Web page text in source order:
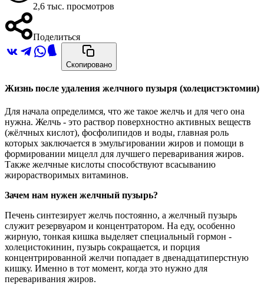
2,6 тыс. просмотров
Поделиться
Скопировано
Жизнь после удаления желчного пузыря (холецистэктомии)
Для начала определимся, что же такое желчь и для чего она
нужна. Желчь - это раствор поверхностно активных веществ
(жёлчных кислот), фосфолипидов и воды, главная роль
которых заключается в эмульгировании жиров и помощи в
формировании мицелл для лучшего переваривания жиров.
Также желчные кислоты способствуют всасыванию
жирорастворимых витаминов.
Зачем нам нужен желчный пузырь?
Печень синтезирует желчь постоянно, а желчный пузырь
служит резервуаром и концентратором. На еду, особенно
жирную, тонкая кишка выделяет специальный гормон -
холецистокинин, пузырь сокращается, и порция
концентрированной желчи попадает в двенадцатиперстную
кишку. Именно в тот момент, когда это нужно для
переваривания жиров.